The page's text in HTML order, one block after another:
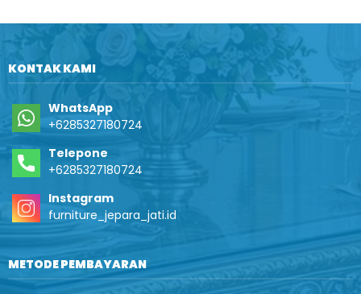
KONTAK KAMI
WhatsApp
+6285327180724
Telepone
+6285327180724
Instagram
furniture_jepara_jati.id
METODE PEMBAYARAN